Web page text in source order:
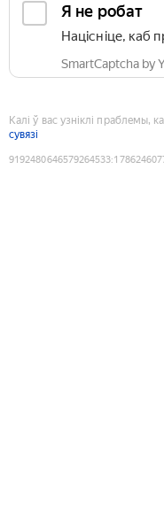
Я не робат
Націсніце, каб
SmartCaptcha by
Калі ў вас узніклі праблемы,
сувязі
9192480646579264533: